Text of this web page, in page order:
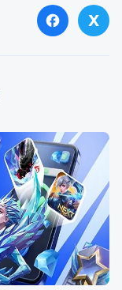
facebook X